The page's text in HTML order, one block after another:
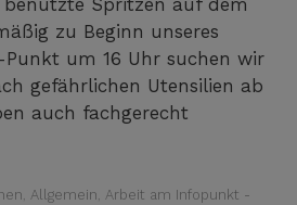
Sprit­zen auf dem
zu Beginn unse­res
um 16 Uhr suchen wir
gefähr­li­chen Uten­si­li­en ab
auch fach­ge­recht
, Allgemein, Arbeit am Infopunkt -